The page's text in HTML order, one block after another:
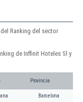
Ranking del sector
de Inffinit Hoteles Sl y
Provincia
Barcelona